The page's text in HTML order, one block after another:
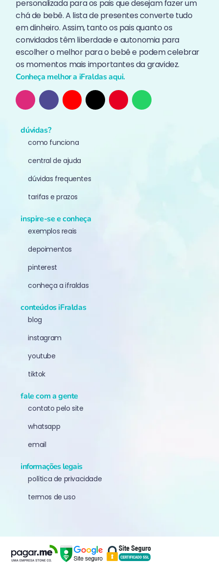
personalizada para os pais que desejam fazer um
chá de bebê. A lista de presentes converte tudo
em dinheiro. Assim, tanto os pais quanto os
convidados têm liberdade e autonomia para
escolher o melhor para o bebê e podem celebrar
os momentos mais importantes da gravidez.
Conheça melhor a iFraldas aqui.
dúvidas?
como funciona
central de ajuda
dúvidas frequentes
tarifas e prazos
inspire-se e conheça
exemplos reais
depoimentos
pinterest
conheça a ifraldas
conteúdos iFraldas
blog
instagram
youtube
tiktok
fale com a gente
contato pelo site
whatsapp
email
informações legais
política de privacidade
termos de uso